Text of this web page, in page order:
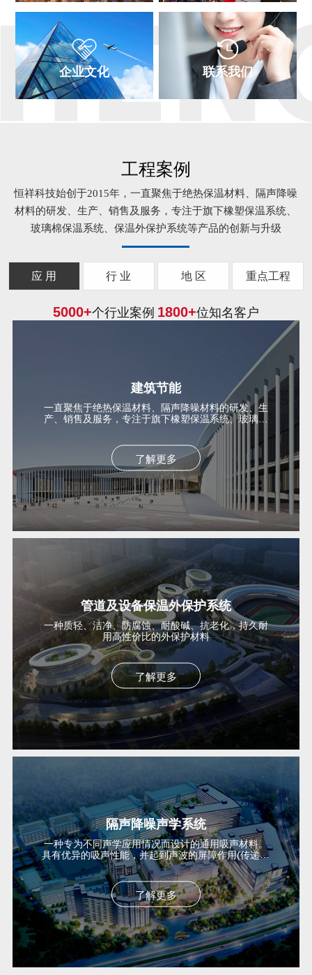
企业文化 联系我们
工程案例
恒祥科技始创于2015年，一直聚焦于绝热保温材料、隔声降噪
材料的研发、生产、销售及服务，专注于旗下橡塑保温系统、
玻璃棉保温系统、保温外保护系统等产品的创新与升级
应 用 行 业 地 区 重点工程
5000+个行业案例 1800+位知名客户
建筑节能
一直聚焦于绝热保温材料、隔声降噪材料的研发、生
产、销售及服务，专注于旗下橡塑保温系统、玻璃棉
保温系统、UPVC外保护系统、复合风管系统、隔声
了解更多
管道及设备保温外保护系统
一种质轻、洁净、防腐蚀、耐酸碱、抗老化，持久耐
用高性价比的外保护材料
了解更多
隔声降噪声学系统
一种专为不同声学应用情况而设计的通用吸声材料。
具有优异的吸声性能，并起到声波的屏障作用(传递损
失)...
了解更多